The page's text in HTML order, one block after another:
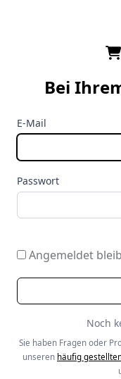
Bei
E-Mail
Passwort
Angemeldet
Noch
Sie haben Fragen oder
unseren häufig